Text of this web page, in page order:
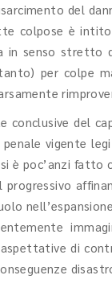
del
colpose è
in senso stretto
per colpe
conclusive del
penale vigente
è poc’anzi fatto
progressivo
di